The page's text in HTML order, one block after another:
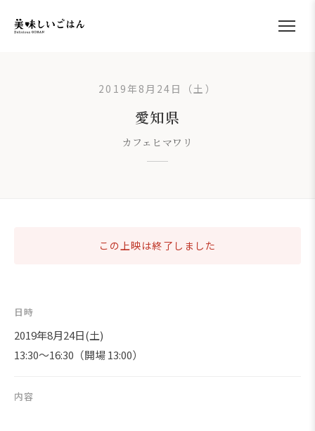
2019年8月24日（土）
愛知県
カフェヒマワリ
この上映は終了しました
日時
2019年8月24日(土)
13:30～16:30（開場 13:00）
内容